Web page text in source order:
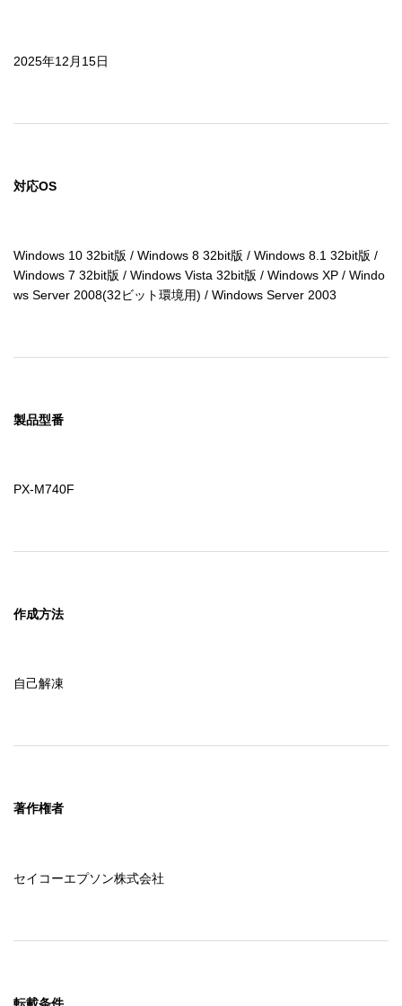
2025年12月15日
対応OS
Windows 10 32bit版 / Windows 8 32bit版 / Windows 8.1 32bit版 /
Windows 7 32bit版 / Windows Vista 32bit版 / Windows XP / Windo
ws Server 2008(32ビット環境用) / Windows Server 2003
製品型番
PX-M740F
作成方法
自己解凍
著作権者
セイコーエプソン株式会社
転載条件